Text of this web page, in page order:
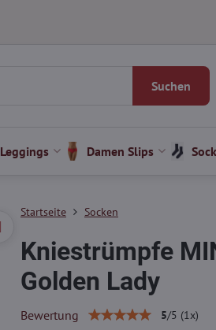
Suchen
Leggings Damen Slips
Startseite Socken
Kniestrümpfe
Golden Lady
Bewertung 5/5 (1x)